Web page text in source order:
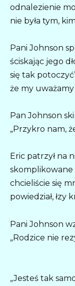
odnalezienie
nie była tym,
Pani Johnson
ściskając jego
się tak
że my
Pan Johnson
„Przykro nam,
Eric patrzył na
skomplikowane
chcieliście się
powiedział, łzy
Pani Johnson
„Rodzice nie
„Jesteś tak